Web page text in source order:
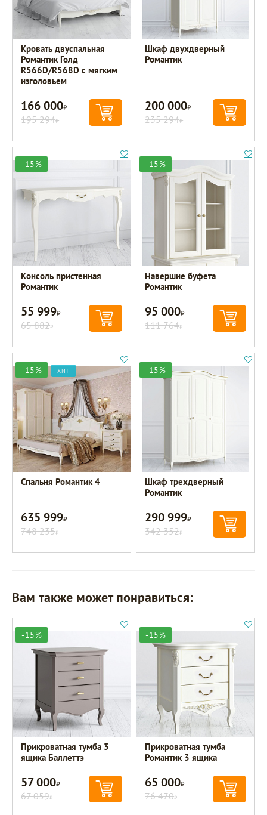
Кровать двуспальная
Романтик Голд
R566D/R568D с мягким
изголовьем
166 000Р
195 294Р
Шкаф двухдверный
Романтик
200 000Р
235 294Р
-15%
Консоль пристенная
Романтик
55 999Р
65 882Р
-15%
Навершие буфета
Романтик
95 000Р
111 764Р
-15% ХИТ
Спальня Романтик 4
635 999Р
748 235Р
-15%
Шкаф трехдверный
Романтик
290 999Р
342 352Р
Вам также может понравиться:
-15%
Прикроватная тумба 3
ящика Баллеттэ
57 000Р
67 059Р
-15%
Прикроватная тумба
Романтик 3 ящика
65 000Р
76 470Р